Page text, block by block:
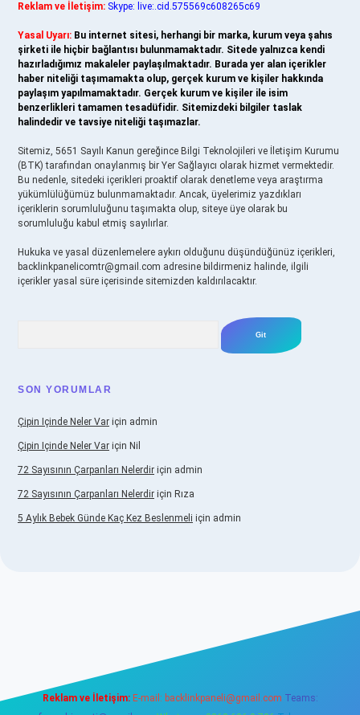
Reklam ve İletişim: Skype: live:.cid.575569c608265c69
Yasal Uyarı: Bu internet sitesi, herhangi bir marka, kurum veya şahıs
şirketi ile hiçbir bağlantısı bulunmamaktadır. Sitede yalnızca kendi
hazırladığımız makaleler paylaşılmaktadır. Burada yer alan içerikler
haber niteliği taşımamakta olup, gerçek kurum ve kişiler hakkında
paylaşım yapılmamaktadır. Gerçek kurum ve kişiler ile isim
benzerlikleri tamamen tesadüfidir. Sitemizdeki bilgiler taslak
halindedir ve tavsiye niteliği taşımazlar.
Sitemiz, 5651 Sayılı Kanun gereğince Bilgi Teknolojileri ve İletişim Kurumu
(BTK) tarafından onaylanmış bir Yer Sağlayıcı olarak hizmet vermektedir.
Bu nedenle, sitedeki içerikleri proaktif olarak denetleme veya araştırma
yükümlülüğümüz bulunmamaktadır. Ancak, üyelerimiz yazdıkları
içeriklerin sorumluluğunu taşımakta olup, siteye üye olarak bu
sorumluluğu kabul etmiş sayılırlar.
Hukuka ve yasal düzenlemelere aykırı olduğunu düşündüğünüz içerikleri,
backlinkpanelicomtr@gmail.com adresine bildirmeniz halinde, ilgili
içerikler yasal süre içerisinde sitemizden kaldırılacaktır.
SON YORUMLAR
Çipin Içinde Neler Var için admin
Çipin Içinde Neler Var için Nil
72 Sayısının Çarpanları Nelerdir için admin
72 Sayısının Çarpanları Nelerdir için Rıza
5 Aylık Bebek Günde Kaç Kez Beslenmeli için admin
Reklam ve İletişim: E-mail: backlinkpaneli@gmail.com Teams: